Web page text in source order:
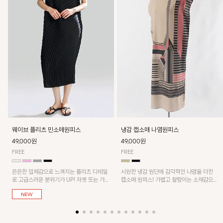
웨이브 플리츠 민소매원피스
49,000원
FREE
은은한 입체감으로 느껴지는 플리츠 디테일
로 고급스러운 분위기가 UP! 자켓 또는 가디
건과 같이 매치해도 잘 어울린답니다!
냉감 캡소매 나염원피스
49,000원
FREE
시원한 냉감 원단에 감각적인 나염을 더한
캡소매 원피스! 가볍고 찰랑이는 소재감으로